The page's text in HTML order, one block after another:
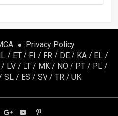
Privacy Policy
/ ET/ FI / FR/ DE/ KA/ EL/
/ LV/ LT/ MK/ NO / PT/ PL/
SL / ES / SV / TR / UK